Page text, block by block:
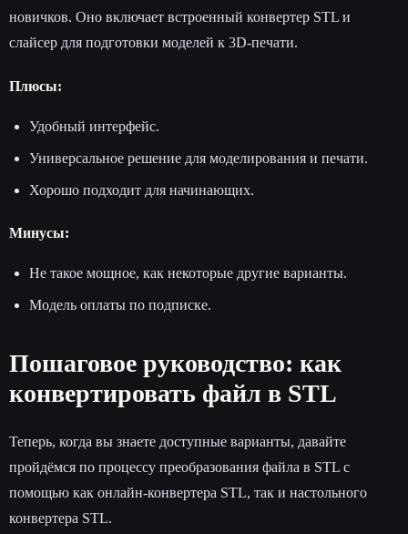
новичков. Оно включает встроенный конвертер STL и
слайсер для подготовки моделей к 3D-печати.
Плюсы:
Удобный интерфейс.
Универсальное решение для моделирования и печати.
Хорошо подходит для начинающих.
Минусы:
Не такое мощное, как некоторые другие варианты.
Модель оплаты по подписке.
Пошаговое руководство: как
конвертировать файл в STL
Теперь, когда вы знаете доступные варианты, давайте
пройдёмся по процессу преобразования файла в STL с
помощью как онлайн-конвертера STL, так и настольного
конвертера STL.